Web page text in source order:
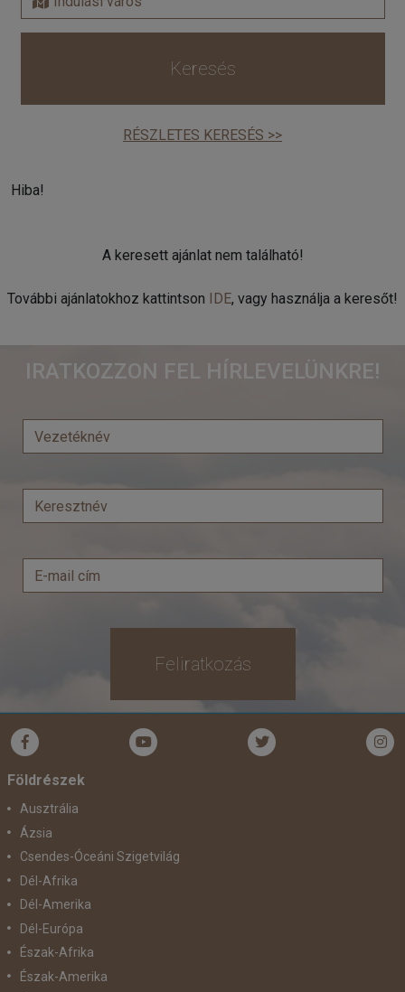
Keresés
RÉSZLETES KERESÉS >>
Hiba!
A keresett ajánlat nem található!
További ajánlatokhoz kattintson IDE, vagy használja a keresőt!
IRATKOZZON FEL HÍRLEVELÜNKRE!
Feliratkozás
Földrészek
Ausztrália
Ázsia
Csendes-Óceáni Szigetvilág
Dél-Afrika
Dél-Amerika
Dél-Európa
Észak-Afrika
Észak-Amerika